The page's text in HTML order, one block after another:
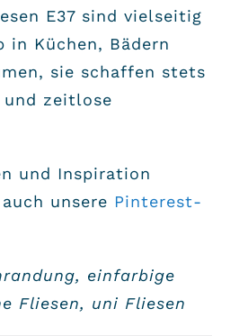
E37 sind vielseitig
in Küchen, Bädern
sie schaffen stets
und zeitlose
und Inspiration
unsere Pinterest-
einfarbige
Fliesen, uni Fliesen